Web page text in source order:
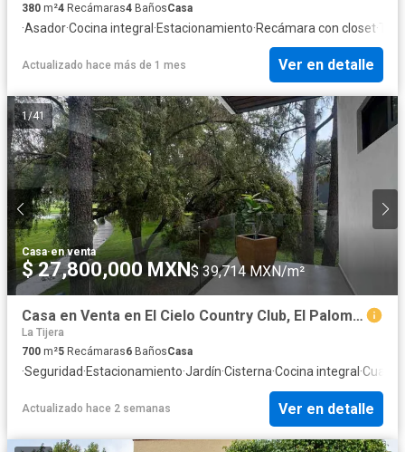
380 m²4 Recámaras4 BañosCasa
·Asador·Cocina integral ·Estacionamiento·Recámara con closet·
Actualizado hace más de 1 mes Ver en detalle
1/41
Casa·en venta
$ 27,800,000 MXN$ 39,714 MXN/m²
Casa en Venta en El Cielo Country Club, El Palomar, Tlajomulco, Guadalajara
La Tijera
700 m²5 Recámaras6 BañosCasa
·Seguridad·Estacionamiento·Jardín·Cisterna·Cocina integral ·Cuarto
Actualizado hace 2 semanas Ver en detalle